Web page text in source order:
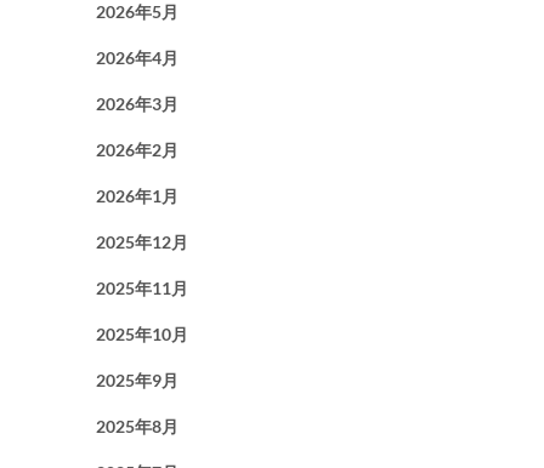
2026年5月
2026年4月
2026年3月
2026年2月
2026年1月
2025年12月
2025年11月
2025年10月
2025年9月
2025年8月